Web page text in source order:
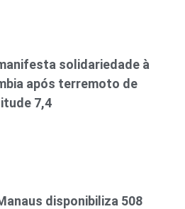
solidariedade à
após terremoto de
7,4
disponibiliza 508